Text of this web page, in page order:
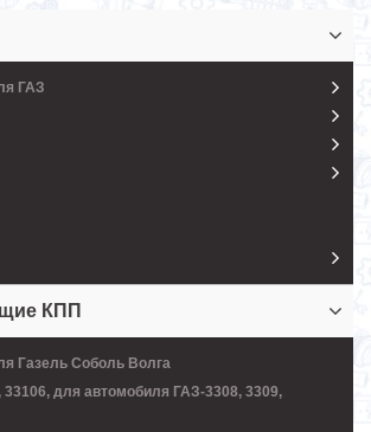
ГАЗ
КПП
Газель Соболь Волга
33106, для автомобиля ГАЗ-3308, 3309,